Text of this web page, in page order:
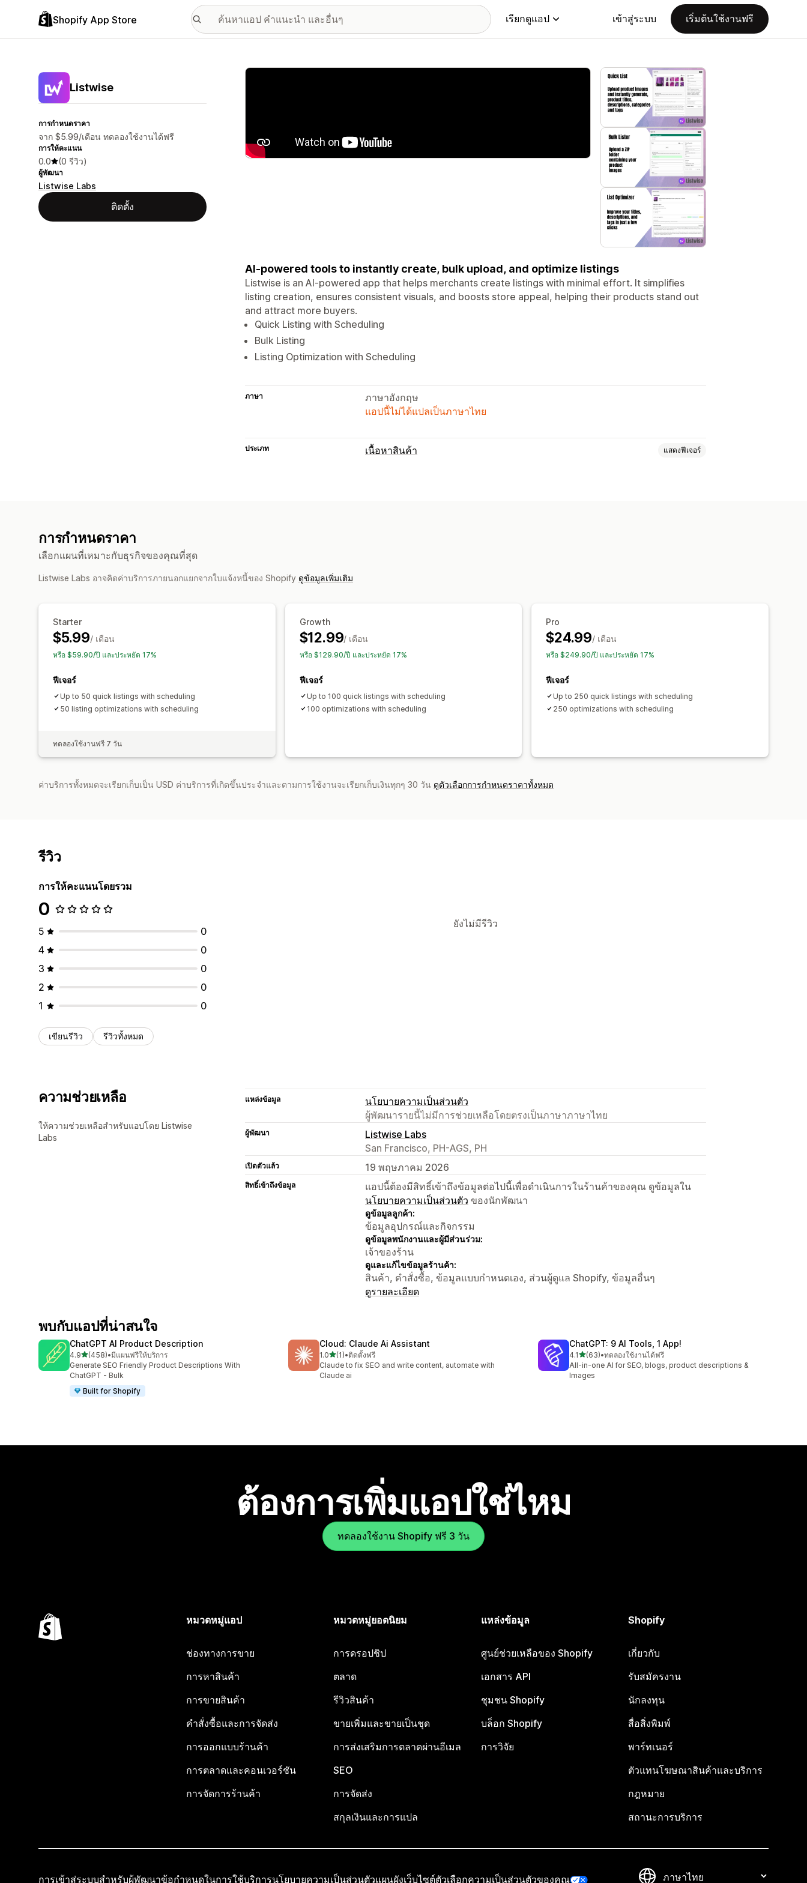
Shopify App Store เรียกดูแอป เข้าสู่ระบบ เริ่มต้นใช้งานฟรี
Listwise
การกำหนดราคา
จาก $5.99/เดือน ทดลองใช้งานได้ฟรี
การให้คะแนน
0.0 (0 รีวิว)
ผู้พัฒนา
Listwise Labs
ติดตั้ง
แกลเลอรีรูปภาพที่แสดง
AI-powered tools to instantly create, bulk upload, and optimize listings
Listwise is an AI-powered app that helps merchants create listings with minimal effort. It simplifies
listing creation, ensures consistent visuals, and boosts store appeal, helping their products stand out
and attract more buyers.
Quick Listing with Scheduling
Bulk Listing
Listing Optimization with Scheduling
ภาษา
ภาษาอังกฤษ
แอปนี้ไม่ได้แปลเป็นภาษาไทย
ประเภท เนื้อหาสินค้า แสดงฟีเจอร์
การกำหนดราคา
เลือกแผนที่เหมาะกับธุรกิจของคุณที่สุด
Listwise Labs อาจคิดค่าบริการภายนอกแยกจากใบแจ้งหนี้ของ Shopify ดูข้อมูลเพิ่มเติม
Starter
$5.99/ เดือน
หรือ $59.90/ปี และประหยัด 17%
ฟีเจอร์
Up to 50 quick listings with scheduling
50 listing optimizations with scheduling
ทดลองใช้งานฟรี 7 วัน
Growth
$12.99/ เดือน
หรือ $129.90/ปี และประหยัด 17%
ฟีเจอร์
Up to 100 quick listings with scheduling
100 optimizations with scheduling
Pro
$24.99/ เดือน
หรือ $249.90/ปี และประหยัด 17%
ฟีเจอร์
Up to 250 quick listings with scheduling
250 optimizations with scheduling
ค่าบริการทั้งหมดจะเรียกเก็บเป็น USD ค่าบริการที่เกิดขึ้นประจำและตามการใช้งานจะเรียกเก็บเงินทุกๆ 30 วัน ดูตัวเลือกการกำหนดราคาทั้งหมด
รีวิว
การให้คะแนนโดยรวม
0
5
0
4
0
3
0
2
0
1
0
เขียนรีวิว รีวิวทั้งหมด
ยังไม่มีรีวิว
ความช่วยเหลือ
ให้ความช่วยเหลือสำหรับแอปโดย Listwise
Labs
แหล่งข้อมูล
นโยบายความเป็นส่วนตัว
ผู้พัฒนารายนี้ไม่มีการช่วยเหลือโดยตรงเป็นภาษาภาษาไทย
ผู้พัฒนา
Listwise Labs
San Francisco, PH-AGS, PH
เปิดตัวแล้ว 19 พฤษภาคม 2026
สิทธิ์เข้าถึงข้อมูล
แอปนี้ต้องมีสิทธิ์เข้าถึงข้อมูลต่อไปนี้เพื่อดำเนินการในร้านค้าของคุณ ดูข้อมูลใน
นโยบายความเป็นส่วนตัว ของนักพัฒนา
ดูข้อมูลลูกค้า:
ข้อมูลอุปกรณ์และกิจกรรม
ดูข้อมูลพนักงานและผู้มีส่วนร่วม:
เจ้าของร้าน
ดูและแก้ไขข้อมูลร้านค้า:
สินค้า, คำสั่งซื้อ, ข้อมูลแบบกำหนดเอง, ส่วนผู้ดูแล Shopify, ข้อมูลอื่นๆ
ดูรายละเอียด
พบกับแอปที่น่าสนใจ
ChatGPT AI Product Description
4.9เต็ม 5 ดาว
(458)
ทั้งหมด 458 รีวิว
•มีแผนฟรีให้บริการ
Generate SEO Friendly Product Descriptions With
ChatGPT - Bulk
Built for Shopify
Cloud: Claude Ai Assistant
1.0เต็ม 5 ดาว
(1)
ทั้งหมด 1 รีวิว
•ติดตั้งฟรี
Claude to fix SEO and write content, automate with
Claude ai
ChatGPT: 9 AI Tools, 1 App!
4.1เต็ม 5 ดาว
(63)
ทั้งหมด 63 รีวิว
•ทดลองใช้งานได้ฟรี
All-in-one AI for SEO, blogs, product descriptions &
Images
ต้องการเพิ่มแอปใช่ไหม
ทดลองใช้งาน Shopify ฟรี 3 วัน
หมวดหมู่แอป
ช่องทางการขาย
การหาสินค้า
การขายสินค้า
คำสั่งซื้อและการจัดส่ง
การออกแบบร้านค้า
การตลาดและคอนเวอร์ชัน
การจัดการร้านค้า
หมวดหมู่ยอดนิยม
การดรอปชิป
ตลาด
รีวิวสินค้า
ขายเพิ่มและขายเป็นชุด
การส่งเสริมการตลาดผ่านอีเมล
SEO
การจัดส่ง
สกุลเงินและการแปล
แหล่งข้อมูล
ศูนย์ช่วยเหลือของ Shopify
เอกสาร API
ชุมชน Shopify
บล็อก Shopify
การวิจัย
Shopify
เกี่ยวกับ
รับสมัครงาน
นักลงทุน
สื่อสิ่งพิมพ์
พาร์ทเนอร์
ตัวแทนโฆษณาสินค้าและบริการ
กฎหมาย
สถานะการบริการ
การเข้าสู่ระบบสำหรับผู้พัฒนาข้อกำหนดในการใช้บริการนโยบายความเป็นส่วนตัวแผนผังเว็บไซต์ตัวเลือกความเป็นส่วนตัวของคุณ